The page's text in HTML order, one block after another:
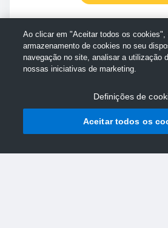
Ao clicar em "Aceitar todos os cookies",
armazenamento de cookies no seu
navegação no site, analisar a utilização
nossas iniciativas de marketing.
Definições de
Aceitar todos os